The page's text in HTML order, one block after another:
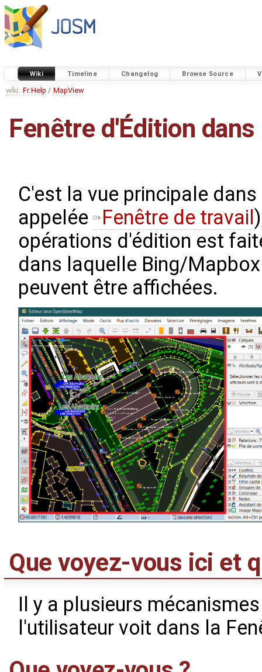
Wiki Timeline Changelog Browse Source
wiki: Fr:Help / MapView
Fenêtre d'Édition
C'est la vue principale
appelée
Fenêtre de travail
opérations d'édition est
dans laquelle Bing/
peuvent être affichées.
Que voyez-vous ici et
Il y a plusieurs
l'utilisateur voit dans la